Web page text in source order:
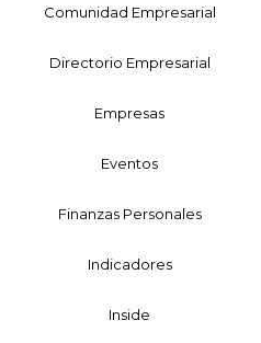
Comunidad Empresarial
Directorio Empresarial
Empresas
Eventos
Finanzas Personales
Indicadores
Inside